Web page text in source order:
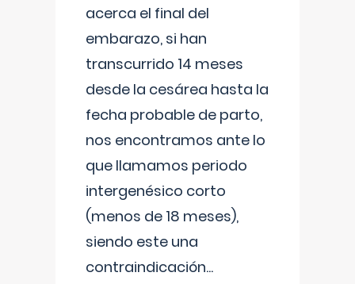
acerca el final del
embarazo, si han
transcurrido 14 meses
desde la cesárea hasta la
fecha probable de parto,
nos encontramos ante lo
que llamamos periodo
intergenésico corto
(menos de 18 meses),
siendo este una
contraindicación...